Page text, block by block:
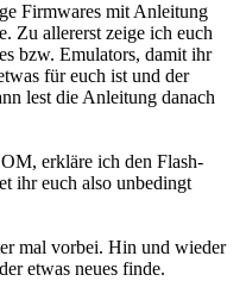
Firmwares mit Anleitung
Zu allererst zeige ich euch
bzw. Emulators, damit ihr
für euch ist und der
lest die Anleitung danach
erkläre ich den Flash-
ihr euch also unbedingt
mal vorbei. Hin und wieder
etwas neues finde.